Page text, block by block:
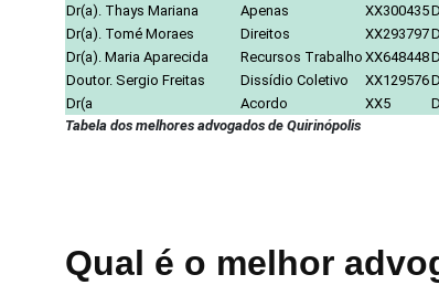
Dr(a). Thays Mariana
Apenas XX300435
Dr(a). Tomé Moraes
Direitos XX293797
Dr(a). Maria Aparecida
Recursos Trabalho XX648448
Doutor. Sergio Freitas
Dissídio Coletivo XX129576
Dr(a
Acordo XX5
Tabela dos melhores advogados de Quirinópolis
Qual é o melhor